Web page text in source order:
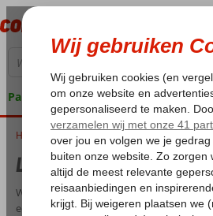
Pakketgarantie
Home Luxe vakantie Italië
Luxe vakantie Italië
Wordt jouw volgende reis een luxe
eens naar ons aanbod. Je zult in het